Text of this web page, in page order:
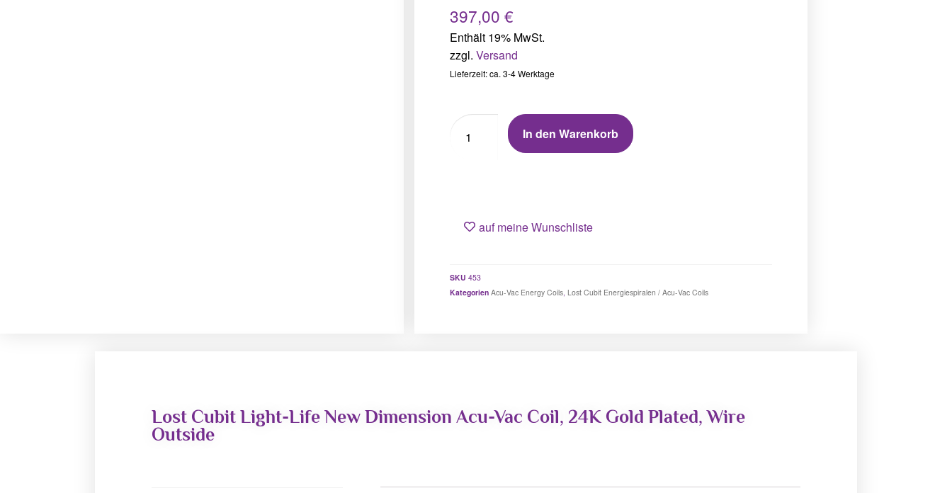
397,00 €
Enthält 19% MwSt.
zzgl. Versand
Lieferzeit: ca. 3-4 Werktage
In den Warenkorb
auf meine Wunschliste
SKU 453
Kategorien Acu-Vac Energy Coils, Lost Cubit Energiespiralen / Acu-Vac Coils
Lost Cubit Light-Life New Dimension Acu-Vac Coil, 24K Gold Plated, Wire
Outside